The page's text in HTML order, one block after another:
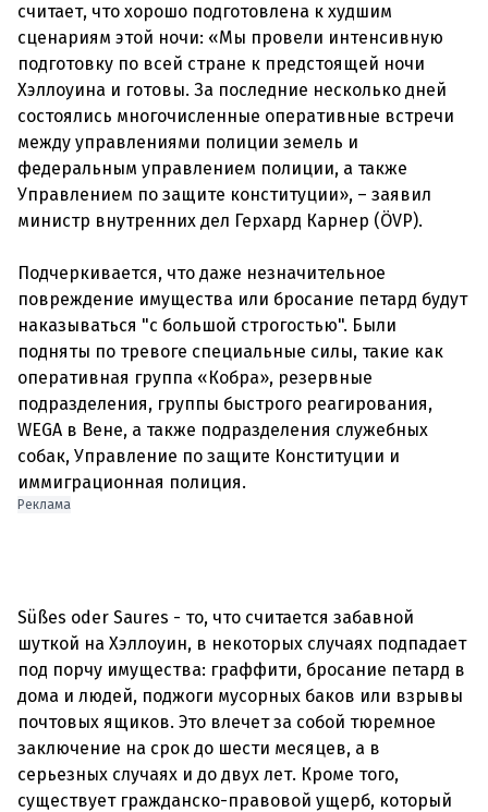
считает, что хорошо подготовлена к худшим
сценариям этой ночи: «Мы провели интенсивную
подготовку по всей стране к предстоящей ночи
Хэллоуина и готовы. За последние несколько дней
состоялись многочисленные оперативные встречи
между управлениями полиции земель и
федеральным управлением полиции, а также
Управлением по защите конституции», – заявил
министр внутренних дел Герхард Карнер (ÖVP).
Подчеркивается, что даже незначительное
повреждение имущества или бросание петард будут
наказываться "с большой строгостью". Были
подняты по тревоге специальные силы, такие как
оперативная группа «Кобра», резервные
подразделения, группы быстрого реагирования,
WEGA в Вене, а также подразделения служебных
собак, Управление по защите Конституции и
Реклама
Süßes oder Saures - то, что считается забавной
шуткой на Хэллоуин, в некоторых случаях подпадает
под порчу имущества: граффити, бросание петард в
дома и людей, поджоги мусорных баков или взрывы
почтовых ящиков. Это влечет за собой тюремное
заключение на срок до шести месяцев, а в
серьезных случаях и до двух лет. Кроме того,
существует гражданско-правовой ущерб, который